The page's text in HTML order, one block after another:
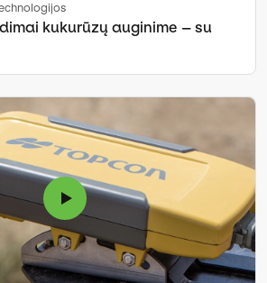
kukurūzų auginime – su